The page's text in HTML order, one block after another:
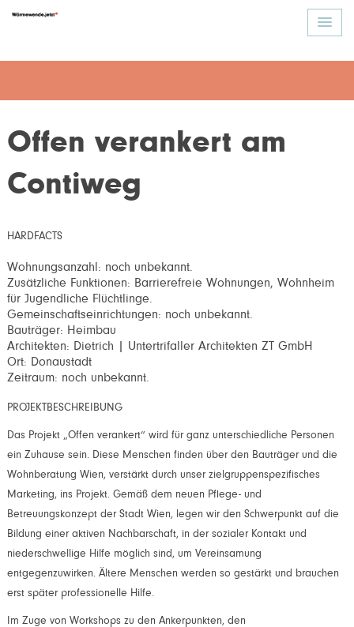
Offen verankert am
Contiweg
HARDFACTS
Wohnungsanzahl: noch unbekannt.
Zusätzliche Funktionen: Barrierefreie Wohnungen, Wohnheim
für Jugendliche Flüchtlinge.
Gemeinschaftseinrichtungen: noch unbekannt.
Bauträger: Heimbau
Architekten: Dietrich | Untertrifaller Architekten ZT GmbH
Ort: Donaustadt
Zeitraum: noch unbekannt.
PROJEKTBESCHREIBUNG
Das Projekt „Offen verankert“ wird für ganz unterschiedliche Personen
ein Zuhause sein. Diese Menschen finden über den Bauträger und die
Wohnberatung Wien, verstärkt durch unser zielgruppenspezifisches
Marketing, ins Projekt. Gemäß dem neuen Pflege- und
Betreuungskonzept der Stadt Wien, legen wir den Schwerpunkt auf die
Bildung einer aktiven Nachbarschaft, in der sozialer Kontakt und
niederschwellige Hilfe möglich sind, um Vereinsamung
entgegenzuwirken. Ältere Menschen werden so gestärkt und brauchen
erst später professionelle Hilfe.
Im Zuge von Workshops zu den Ankerpunkten, den